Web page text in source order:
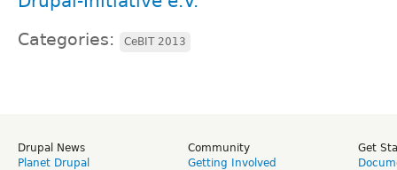
Categories: CeBIT 2013
Drupal News
Planet Drupal
Community
Getting Involved
Get